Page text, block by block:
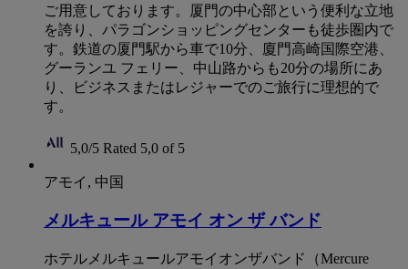
ご用意しております。厦門の中心部という便利な立地
を誇り、パラゴンショッピングセンターも徒歩圏内で
す。鉄道の厦門駅から車で10分、廈門高崎国際空港、
グーランユ フェリー、中山路からも20分の場所にあ
り、ビジネスまたはレジャーでのご旅行に理想的で
す。
5,0/5 Rated 5,0 of 5
アモイ, 中国
メルキュール アモイ オン ザ バンド
ホテルメルキュールアモイオンザバンド（Mercure